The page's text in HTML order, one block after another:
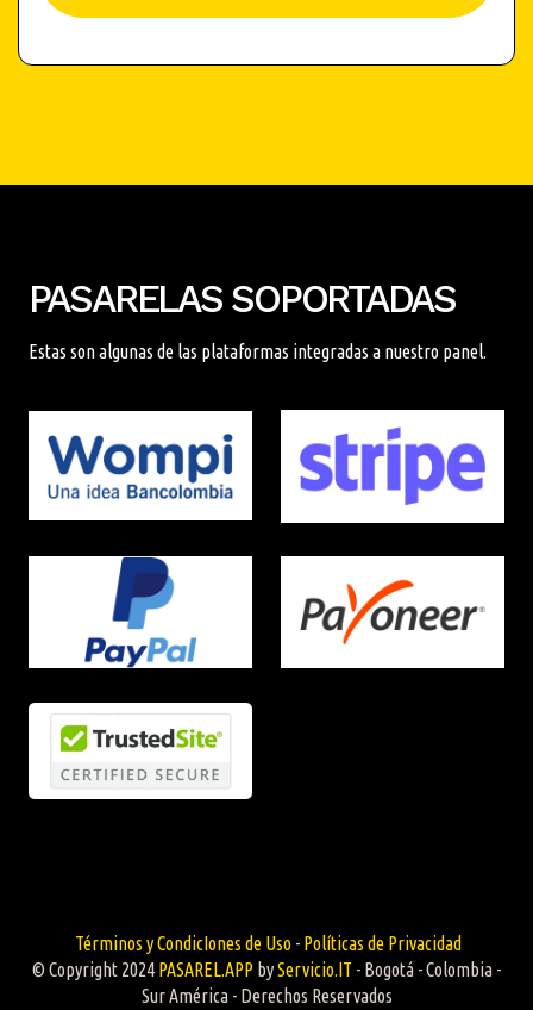
PASARELAS SOPORTADAS
Estas son algunas de las plataformas integradas a nuestro panel.
Términos y CondicIones de Uso - Políticas de Privacidad
© Copyright 2024 PASAREL.APP byServicio.IT - Bogotá - Colombia -
Sur América - Derechos Reservados